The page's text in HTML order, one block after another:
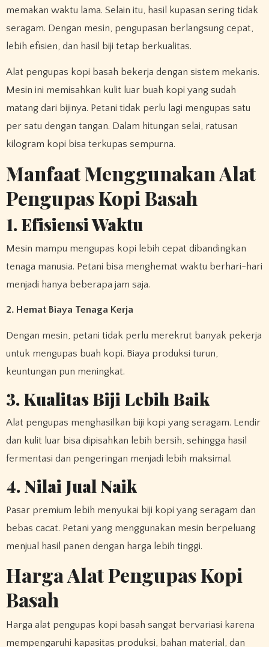
memakan waktu lama. Selain itu, hasil kupasan sering tidak
seragam. Dengan mesin, pengupasan berlangsung cepat,
lebih efisien, dan hasil biji tetap berkualitas.
Alat pengupas kopi basah bekerja dengan sistem mekanis.
Mesin ini memisahkan kulit luar buah kopi yang sudah
matang dari bijinya. Petani tidak perlu lagi mengupas satu
per satu dengan tangan. Dalam hitungan selai, ratusan
kilogram kopi bisa terkupas sempurna.
Manfaat Menggunakan Alat
Pengupas Kopi Basah
1. Efisiensi Waktu
Mesin mampu mengupas kopi lebih cepat dibandingkan
tenaga manusia. Petani bisa menghemat waktu berhari-hari
menjadi hanya beberapa jam saja.
2. Hemat Biaya Tenaga Kerja
Dengan mesin, petani tidak perlu merekrut banyak pekerja
untuk mengupas buah kopi. Biaya produksi turun,
keuntungan pun meningkat.
3. Kualitas Biji Lebih Baik
Alat pengupas menghasilkan biji kopi yang seragam. Lendir
dan kulit luar bisa dipisahkan lebih bersih, sehingga hasil
fermentasi dan pengeringan menjadi lebih maksimal.
4. Nilai Jual Naik
Pasar premium lebih menyukai biji kopi yang seragam dan
bebas cacat. Petani yang menggunakan mesin berpeluang
menjual hasil panen dengan harga lebih tinggi.
Harga Alat Pengupas Kopi
Basah
Harga alat pengupas kopi basah sangat bervariasi karena
mempengaruhi kapasitas produksi, bahan material, dan